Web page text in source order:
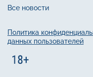
Все новости
Политика
данных пользователей